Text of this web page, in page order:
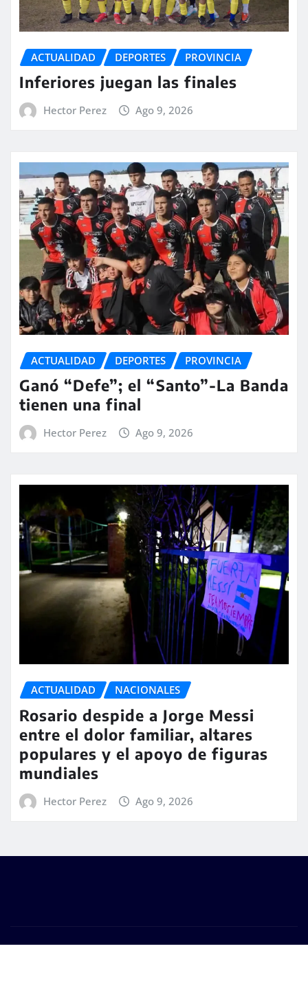
ACTUALIDAD DEPORTES PROVINCIA
Inferiores juegan las finales
Hector Perez Ago 9, 2026
ACTUALIDAD DEPORTES PROVINCIA
Ganó “Defe”; el “Santo”-La Banda
tienen una final
Hector Perez Ago 9, 2026
ACTUALIDAD NACIONALES
Rosario despide a Jorge Messi
entre el dolor familiar, altares
populares y el apoyo de figuras
mundiales
Hector Perez Ago 9, 2026